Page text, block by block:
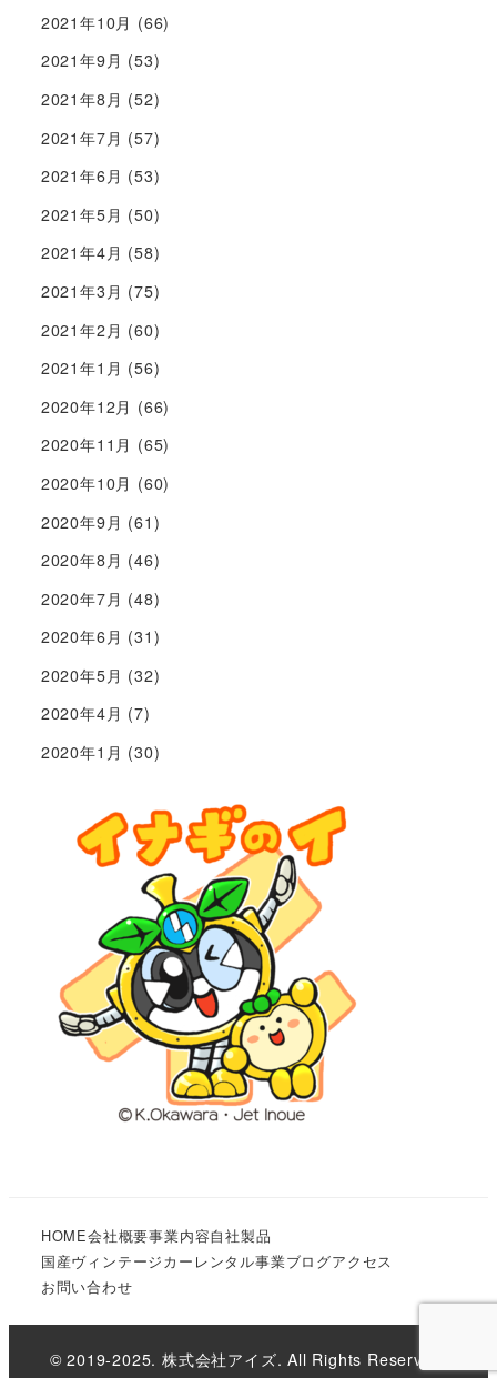
2021年10月 (66)
2021年9月 (53)
2021年8月 (52)
2021年7月 (57)
2021年6月 (53)
2021年5月 (50)
2021年4月 (58)
2021年3月 (75)
2021年2月 (60)
2021年1月 (56)
2020年12月 (66)
2020年11月 (65)
2020年10月 (60)
2020年9月 (61)
2020年8月 (46)
2020年7月 (48)
2020年6月 (31)
2020年5月 (32)
2020年4月 (7)
2020年1月 (30)
HOME会社概要事業内容自社製品
国産ヴィンテージカーレンタル事業ブログアクセス
お問い合わせ
© 2019-2025. 株式会社アイズ. All Rights Reserved.